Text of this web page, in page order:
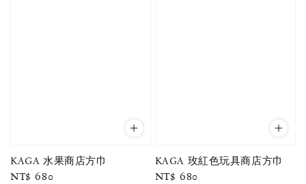
KAGA 水果商店方巾
Regular
NT$ 680
KAGA 玫紅色玩具商店方巾
Regular
NT$ 680